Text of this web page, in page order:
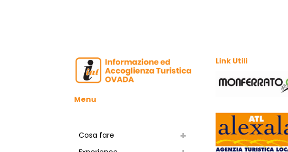
Menu
Cosa fare
Link Utili